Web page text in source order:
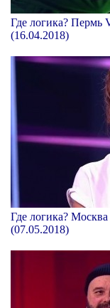
Где логика? Пермь
(16.04.2018)
Где логика?
(07.05.2018)